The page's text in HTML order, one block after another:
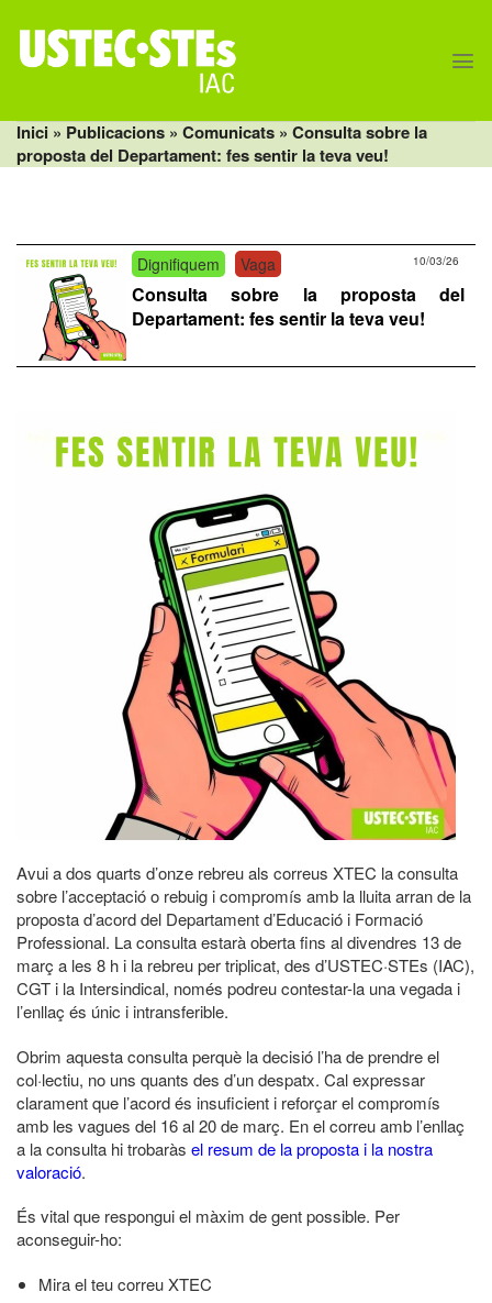
content
Inici » Publicacions » Comunicats » Consulta sobre la
proposta del Departament: fes sentir la teva veu!
Dignifiquem Vaga 10/03/26
Consulta sobre la proposta del
Departament: fes sentir la teva veu!
Avui a dos quarts d’onze rebreu als correus XTEC la consulta
sobre l’acceptació o rebuig i compromís amb la lluita arran de la
proposta d’acord del Departament d’Educació i Formació
Professional. La consulta estarà oberta fins al divendres 13 de
març a les 8 h i la rebreu per triplicat, des d’USTEC·STEs (IAC),
CGT i la Intersindical, només podreu contestar-la una vegada i
l’enllaç és únic i intransferible.
Obrim aquesta consulta perquè la decisió l’ha de prendre el
col·lectiu, no uns quants des d’un despatx. Cal expressar
clarament que l’acord és insuficient i reforçar el compromís
amb les vagues del 16 al 20 de març. En el correu amb l’enllaç
a la consulta hi trobaràs el resum de la proposta i la nostra
valoració.
És vital que respongui el màxim de gent possible. Per
aconseguir-ho:
Mira el teu correu XTEC